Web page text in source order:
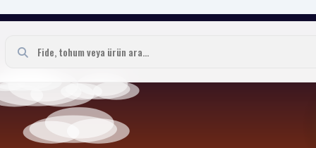
| Tarım Ekipmanları
ve güvenilir alışveriş. Fidebahcesi.com Milyonlarca fide, mutlu çiftçiler!